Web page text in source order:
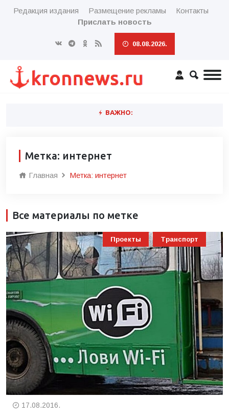
Редакция издания Размещение рекламы
Контакты
Прислать новость
08.08.2026.
ВАЖНО:
Метка: интернет
Главная Метка: интернет
Все материалы по метке
Проекты Транспорт
17.08.2016.